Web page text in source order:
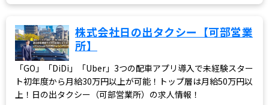
株式会社日の出タクシー【可部営業
所】
「GO」「DiDi」「Uber」3つの配車アプリ導入で未経験スター
ト初年度から月給30万円以上が可能！トップ層は月給50万円以
上！日の出タクシー（可部営業所）の求人情報！